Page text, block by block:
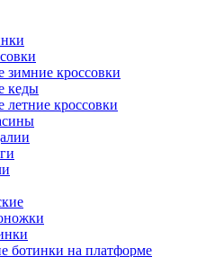
зимние кроссовки
кеды
летние кроссовки
ботинки на платформе